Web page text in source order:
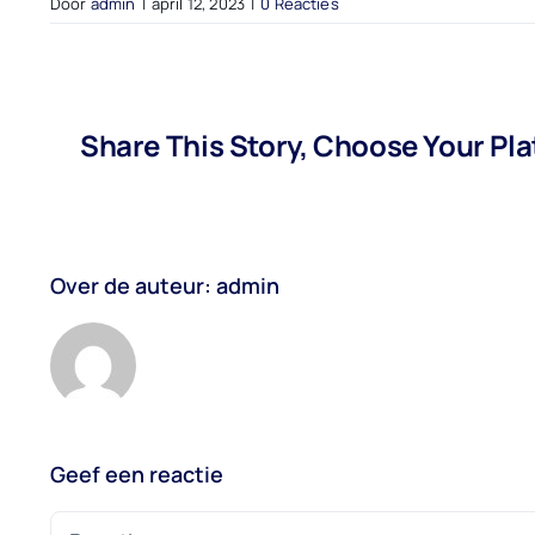
Share This Story, Choose Your
Over de auteur: admin
Geef een reactie